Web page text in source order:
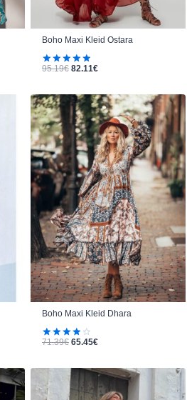
Boho Maxi Kleid Ostara
Bewertet
von 5
95.19€ Ursprünglicher Preis war: 95.19€
82.11€Aktueller Preis ist: 82.11€.
Boho Maxi Kleid Dhara
Bewertet
71.39€ Ursprünglicher Preis war: 71.39€
65.45€Aktueller Preis ist: 65.45€.